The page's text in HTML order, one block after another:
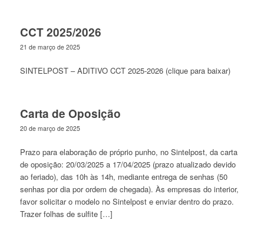
CCT 2025/2026
21 de março de 2025
SINTELPOST – ADITIVO CCT 2025-2026 (clique para baixar)
Carta de Oposição
20 de março de 2025
Prazo para elaboração de próprio punho, no Sintelpost, da carta
de oposição: 20/03/2025 a 17/04/2025 (prazo atualizado devido
ao feriado), das 10h às 14h, mediante entrega de senhas (50
senhas por dia por ordem de chegada). Às empresas do interior,
favor solicitar o modelo no Sintelpost e enviar dentro do prazo.
Trazer folhas de sulfite […]